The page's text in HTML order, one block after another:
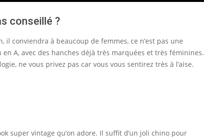
conseillé ?
conviendra à beaucoup de femmes, ce n’est pas une
A, avec des hanches déjà très marquées et très féminines.
ne vous privez pas car vous vous sentirez très à l’aise.
super vintage qu’on adore. Il suffit d’un joli chino pour